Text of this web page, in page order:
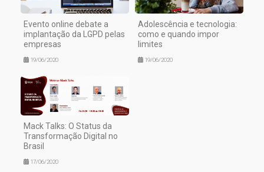
Evento online debate a
implantação da LGPD pelas
empresas
19/06/2020
Adolescência e tecnologia:
como e quando impor
limites
19/06/2020
Mack Talks: O Status da
Transformação Digital no
Brasil
17/06/2020